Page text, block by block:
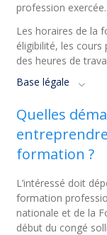
profession exercée.
Les horaires de la
éligibilité, les
des heures de
Base légale
Quelles
formation ?
L’intéressé doit
formation
nationale et de la
début du congé